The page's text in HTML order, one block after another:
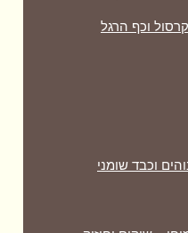
וכף הרגל
וכבד שומני